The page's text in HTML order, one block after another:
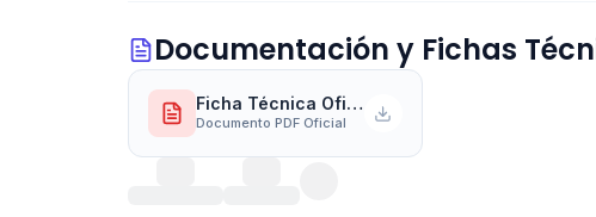
Documentación y Fichas
Ficha Técnica Oficial del Fabricante
Documento PDF Oficial